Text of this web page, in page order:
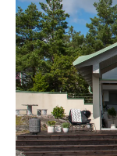
En trevlig hall
utsikten hela
fjärden. Från
dusch, handfat
våningssäng och
man fjärden.
Vidare i huset